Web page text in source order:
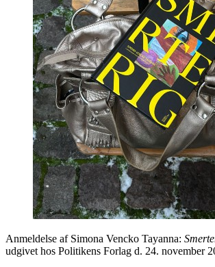
Anmeldelse af Simona Vencko Tayanna:
udgivet hos Politikens Forlag d. 24. november